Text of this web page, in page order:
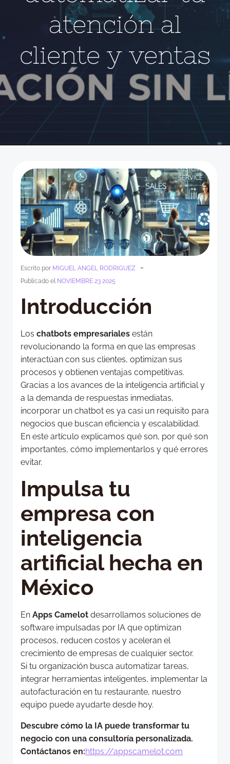
atención al
cliente y ventas
Escrito por MIGUEL ANGEL RODRIGUEZ -
Publicado el NOVIEMBRE 23 2025
Introducción
Los chatbots empresariales están
revolucionando la forma en que las empresas
interactúan con sus clientes, optimizan sus
procesos y obtienen ventajas competitivas.
Gracias a los avances de la inteligencia artificial y
a la demanda de respuestas inmediatas,
incorporar un chatbot es ya casi un requisito para
negocios que buscan eficiencia y escalabilidad.
En este artículo explicamos qué son, por qué son
importantes, cómo implementarlos y qué errores
evitar.
Impulsa tu
empresa con
inteligencia
artificial hecha en
México
En Apps Camelot desarrollamos soluciones de
software impulsadas por IA que optimizan
procesos, reducen costos y aceleran el
crecimiento de empresas de cualquier sector.
Si tu organización busca automatizar tareas,
integrar herramientas inteligentes, implementar la
autofacturación en tu restaurante, nuestro
equipo puede ayudarte desde hoy.
Descubre cómo la IA puede transformar tu
negocio con una consultoría personalizada.
Contáctanos en:https://appscamelot.com